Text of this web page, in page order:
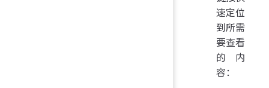
速定位
到所需
要查看
的内
容：